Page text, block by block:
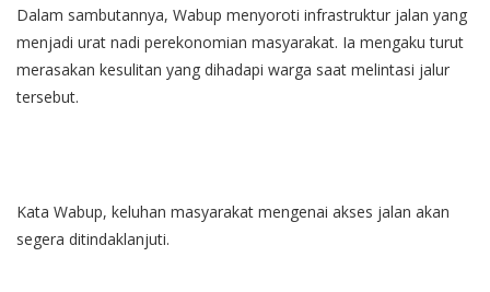
Dalam sambutannya, Wabup menyoroti infrastruktur jalan yang
menjadi urat nadi perekonomian masyarakat. Ia mengaku turut
merasakan kesulitan yang dihadapi warga saat melintasi jalur
tersebut.
Kata Wabup, keluhan masyarakat mengenai akses jalan akan
segera ditindaklanjuti.